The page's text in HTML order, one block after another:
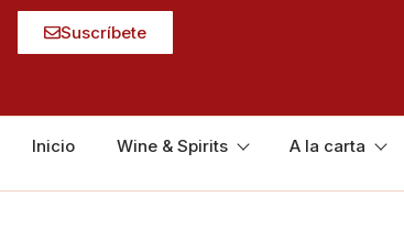
Suscríbete
Inicio Wine & Spirits A la carta